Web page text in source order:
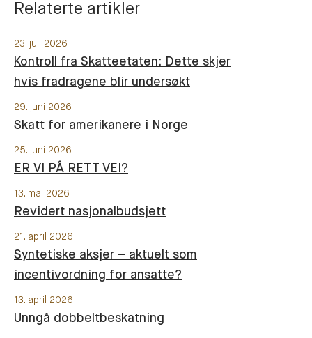
Relaterte artikler
23. juli 2026
Kontroll fra Skatteetaten: Dette skjer
hvis fradragene blir undersøkt
29. juni 2026
Skatt for amerikanere i Norge
25. juni 2026
ER VI PÅ RETT VEI?
13. mai 2026
Revidert nasjonalbudsjett
21. april 2026
Syntetiske aksjer – aktuelt som
incentivordning for ansatte?
13. april 2026
Unngå dobbeltbeskatning